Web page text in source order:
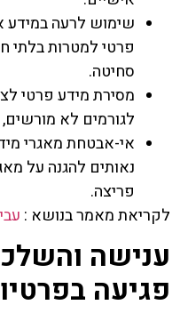
שימוש לרעה במידע
פרטי למטרות בלתי
סחיטה.
מסירת מידע פרטי
לגורמים לא
אי-אבטחת מאגרי
נאותים להגנה על
פריצה.
לקריאת מאמר בנושא :
ענישה
פגיעה